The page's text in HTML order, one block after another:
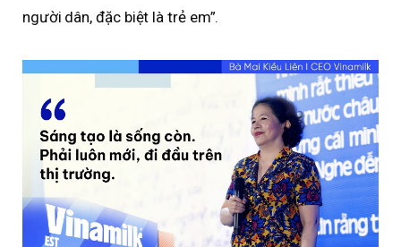
người dân, đặc biệt là trẻ em”.